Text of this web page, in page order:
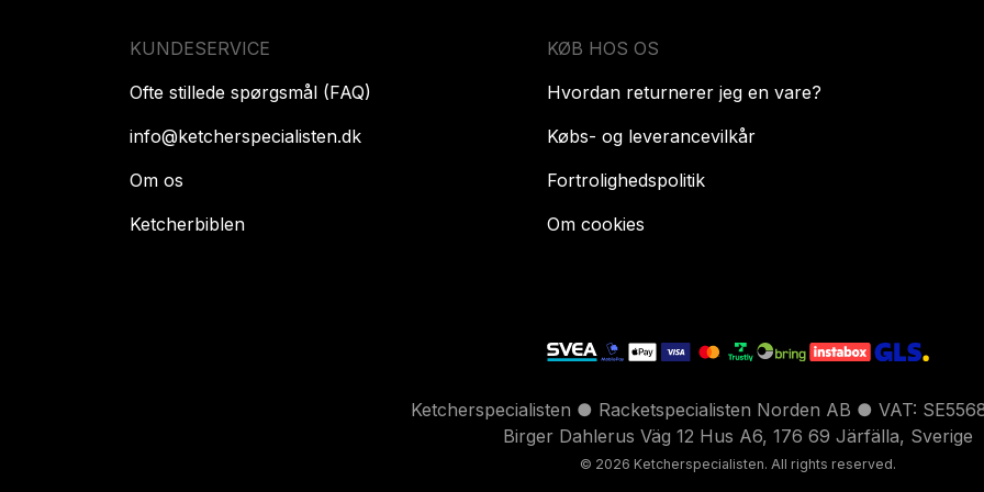
KUNDESERVICE
Ofte stillede spørgsmål (FAQ)
info@ketcherspecialisten.dk
Om os
Ketcherbiblen
KØB HOS OS
Hvordan returnerer jeg en vare?
Købs- og leverancevilkår
Fortrolighedspolitik
Om cookies
Ketcherspecialisten ● Racketspecialisten Norden AB ● VAT:
Birger Dahlerus Väg 12 Hus A6, 176 69 Järfälla, Sverige
© 2026 Ketcherspecialisten. All rights reserved.